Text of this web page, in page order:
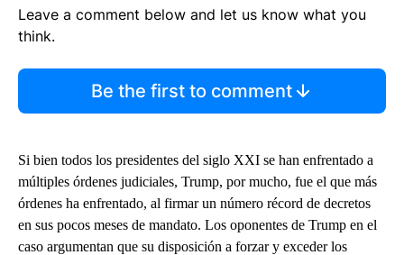
Leave a comment below and let us know what you
think.
Be the first to comment
Si bien todos los presidentes del siglo XXI se han enfrentado a
múltiples órdenes judiciales, Trump, por mucho, fue el que más
órdenes ha enfrentado, al firmar un número récord de decretos
en sus pocos meses de mandato. Los oponentes de Trump en el
caso argumentan que su disposición a forzar y exceder los